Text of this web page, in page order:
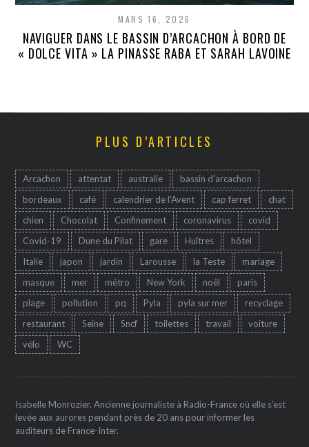
MARS 16, 2026
NAVIGUER DANS LE BASSIN D’ARCACHON À BORD DE
« DOLCE VITA » LA PINASSE RABA ET SARAH LAVOINE
PLUS D’ARTICLES
Arcachon attentat australie
bassin d'arcachon
bordeaux
café calendrier de l'Avent cap ferret
chat
chien
Chocolat Confinement coronavirus
covid
Covid-19
Dune du Pilat gare Huîtres
hôtel
Italie
japon jardin Larousse la Teste
mariage
masque
mer métro New York noêl
paris
plage
pollution pq Pyla pyla sur mer
recyclage
restaurant
Seine Sncf toilettes travail
voiture
vélo
WC
Isabelle Monrozier. Ancienne journaliste à Radio-France où elle s'est
levée aux aurores pendant près de 20 ans pour informer les
auditeurs de France-Inter.